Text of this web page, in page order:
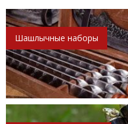
Шашлычные наборы